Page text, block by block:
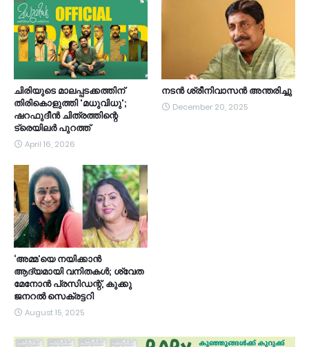
ചിരിയുടെ മാലപ്പടക്കത്തിന്
തിരികൊളുത്തി 'മധുവിധു';
ഷറഫുദീൻ ചിത്രത്തിന്റെ
ട്രെയിലർ പുറത്ത്
April 16, 2026
നടൻ ശ്രീനിവാസൻ അന്തരിച്ചു
December 20, 2025
‘അമ്മ’യെ നയിക്കാൻ
ആദ്യമായി വനിതകൾ; ശ്വേത
മേനോൻ പ്രസിഡന്റ്, കുക്കു
ജനറൽ സെക്രട്ടറി
August 15, 2025